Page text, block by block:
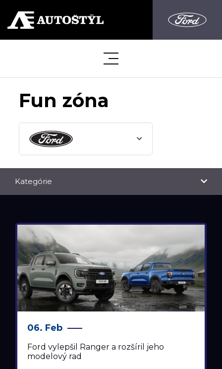
Fun zóna
Kategórie
TESTY
06. Feb
Ford vylepšil Ranger a rozšíril jeho
modelový rad